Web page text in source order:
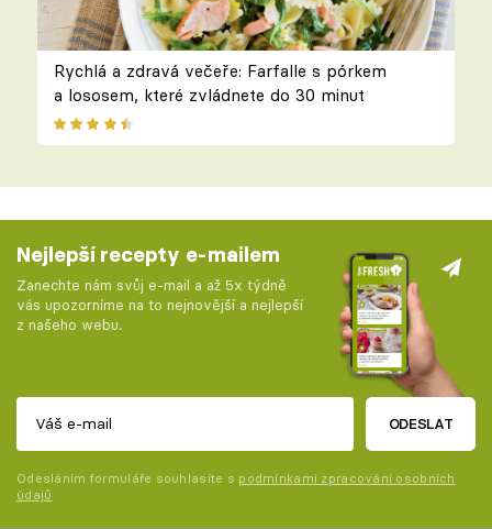
Rychlá a zdravá večeře: Farfalle s pórkem
a lososem, které zvládnete do 30 minut
Nejlepší recepty e-mailem
Zanechte nám svůj e-mail a až 5x týdně
vás upozorníme na to nejnovější a nejlepší
z našeho webu.
ODESLAT
Odesláním formuláře souhlasíte s podmínkami zpracování osobních
údajů